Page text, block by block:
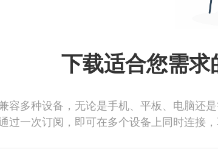
下载适合您需求
容多种设备，无论是手机、平板、电脑还
过一次订阅，即可在多个设备上同时连接，